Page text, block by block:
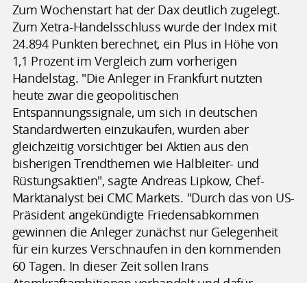
Zum Wochenstart hat der Dax deutlich zugelegt.
Zum Xetra-Handelsschluss wurde der Index mit
24.894 Punkten berechnet, ein Plus in Höhe von
1,1 Prozent im Vergleich zum vorherigen
Handelstag. "Die Anleger in Frankfurt nutzten
heute zwar die geopolitischen
Entspannungssignale, um sich in deutschen
Standardwerten einzukaufen, wurden aber
gleichzeitig vorsichtiger bei Aktien aus den
bisherigen Trendthemen wie Halbleiter- und
Rüstungsaktien", sagte Andreas Lipkow, Chef-
Marktanalyst bei CMC Markets. "Durch das von US-
Präsident angekündigte Friedensabkommen
gewinnen die Anleger zunächst nur Gelegenheit
für ein kurzes Verschnaufen in den kommenden
60 Tagen. In dieser Zeit sollen Irans